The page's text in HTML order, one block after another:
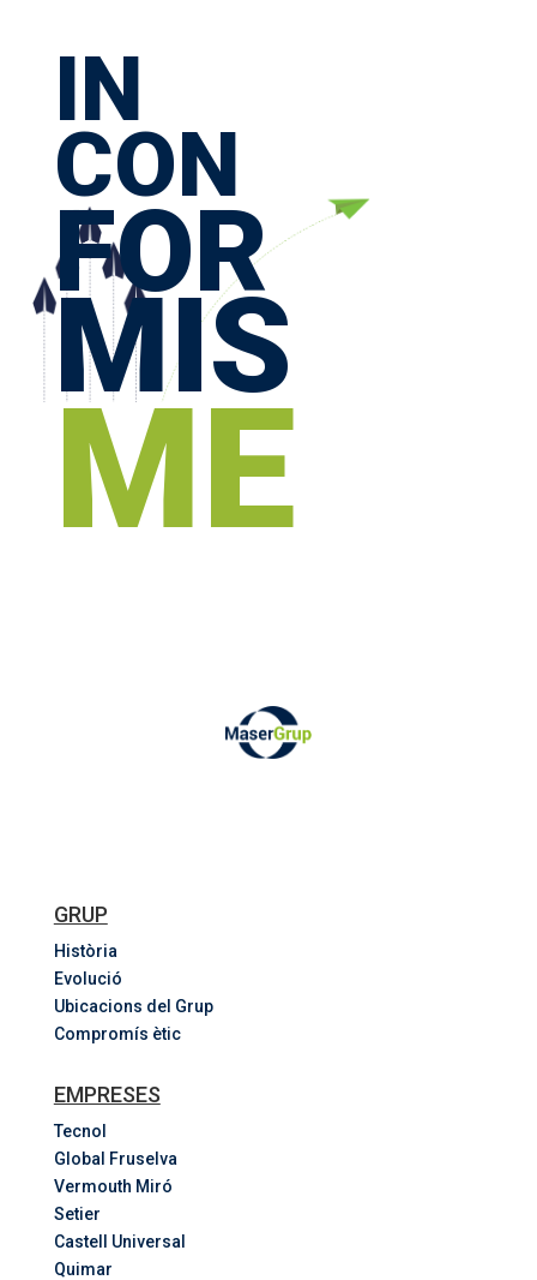
IN
CON
FOR
MIS
ME
GRUP
Història
Evolució
Ubicacions del Grup
Compromís ètic
EMPRESES
Tecnol
Global Fruselva
Vermouth Miró
Setier
Castell Universal
Quimar